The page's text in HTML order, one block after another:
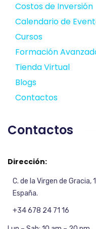
Costos de Inversión
Calendario de
Cursos
Formación
Tienda Virtual
Blogs
Contactos
Contactos
Dirección:
C. de la Virgen de
España.
+34 678 24 71 16